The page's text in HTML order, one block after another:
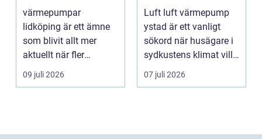
hus och
fastigheter
värmepumpar
lidköping är ett ämne
som blivit allt mer
aktuellt när fler
fastighetsägare vill
kombine...
09 juli 2026
behagligt
inomhusklimat
Året om
Luft luft värmepump
ystad är ett vanligt
sökord när husägare i
sydkustens klimat vill
hitta ett smar...
07 juli 2026